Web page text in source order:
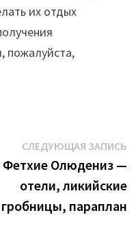
их отдых
пожалуйста,
СЛЕДУЮЩАЯ ЗАПИСЬ
Фетхие Олюдениз —
отели, ликийские
гробницы, параплан